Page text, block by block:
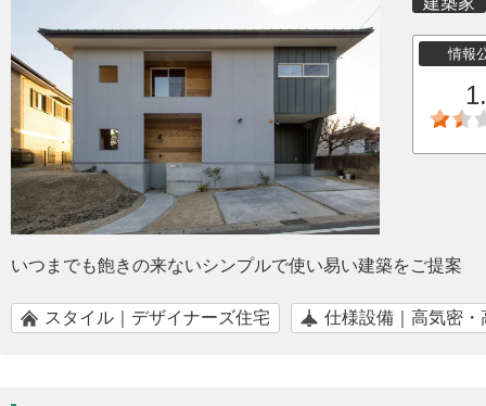
情報
いつまでも飽きの来ないシンプルで使い易い建築をご提案
スタイル｜デザイナーズ住宅 仕様設備｜高気密・